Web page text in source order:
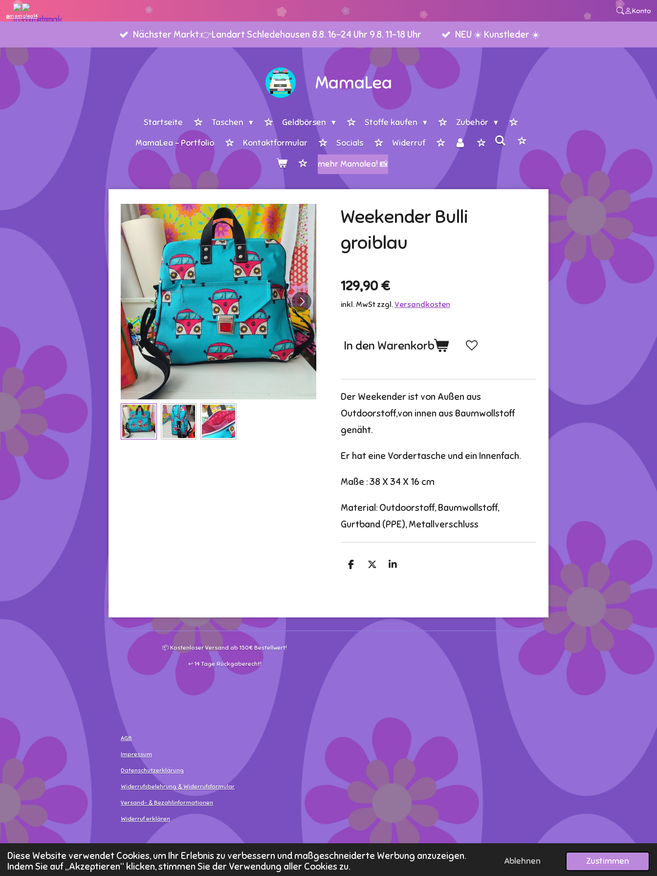
Diese Website verwendet Cookies, um Ihr Erlebnis zu verbessern und maßgeschneiderte Werbung anzuzeigen.
Indem Sie auf „Akzeptieren“ klicken, stimmen Sie der Verwendung aller Cookies zu.
Ablehnen Zustimmen
@mamalea14
Konto
Zum
springen
Nächster Markt:👉Landart Schledehausen 8.8. 16-24 Uhr 9.8. 11-18 Uhr NEU ☀️ Kunstleder ☀️
MamaLea
Startseite Taschen Geldbörsen Stoffe kaufen
Zubehör
MamaLea - Portfolio
Kontaktformular Socials Widerruf
mehr Mamalea! 📸
Weekender Bulli
groiblau
129,90 €
inkl. MwSt zzgl. Versandkosten
In den Warenkorb
Der Weekender ist von Außen aus
Outdoorstoff,von innen aus Baumwollstoff
genäht.
Er hat eine Vordertasche und ein Innenfach.
Maße : 38 X 34 X 16 cm
Material: Outdoorstoff, Baumwollstoff,
Gurtband (PPE), Metallverschluss
T
T
T
📦 Kostenloser Versand ab 150€ Bestellwert!
↩️ 14 Tage Rückgaberecht!
AGB
Impressum
Datenschutzerklärung
Widerrufsbelehrung & Widerrufsformular
Versand- & Bezahlinformationen
Widerruf erklären
© 2025 - 2026 MamaLea